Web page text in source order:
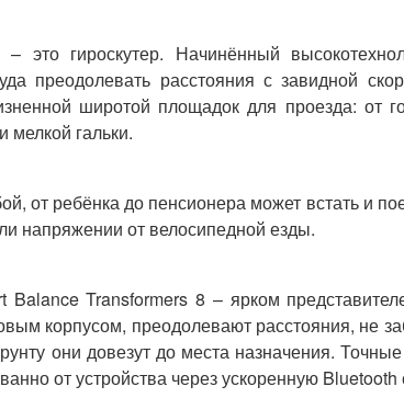
это гироскутер. Начинённый
преодолевать расстояния с завидной
широтой площадок для проезда: от
мелкой гальки.
от ребёнка до пенсионера может встать и
напряжении от велосипедной езды.
Transformers 8 – ярком
корпусом, преодолевают расстояния, не
они довезут до места назначения.
от устройства через ускоренную Bluetooth